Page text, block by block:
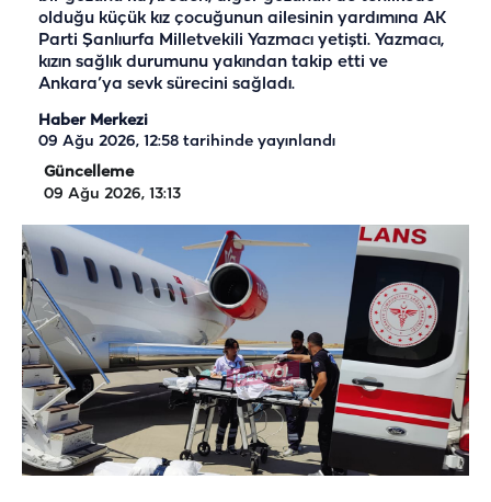
olduğu küçük kız çocuğunun ailesinin yardımına AK
Parti Şanlıurfa Milletvekili Yazmacı yetişti. Yazmacı,
kızın sağlık durumunu yakından takip etti ve
Ankara’ya sevk sürecini sağladı.
Haber Merkezi
09 Ağu 2026, 12:58 tarihinde yayınlandı
Güncelleme
09 Ağu 2026, 13:13